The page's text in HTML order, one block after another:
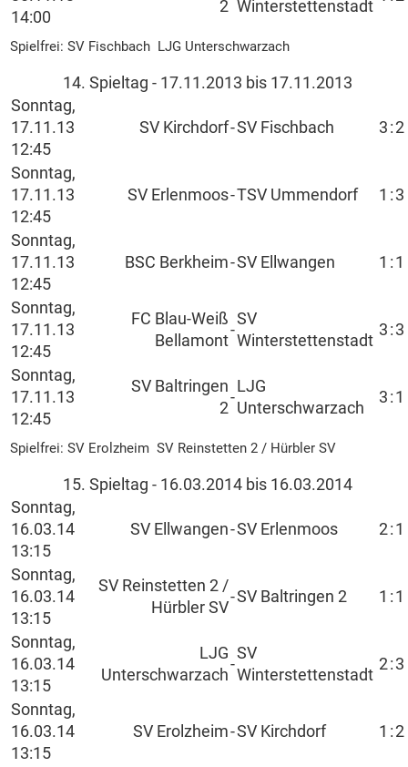
14:00
2 Winterstettenstadt
Spielfrei: SV Fischbach LJG Unterschwarzach
14. Spieltag - 17.11.2013 bis 17.11.2013
Sonntag,
17.11.13
12:45
SV Kirchdorf-SV Fischbach 3 :2
Sonntag,
17.11.13
12:45
SV Erlenmoos-TSV Ummendorf 1 : 3
Sonntag,
17.11.13
12:45
BSC Berkheim-SV Ellwangen 1 : 1
Sonntag,
17.11.13
12:45
FC Blau-Weiß
Bellamont
-
SV
Winterstettenstadt
3 : 3
Sonntag,
17.11.13
12:45
SV Baltringen
2
-
LJG
Unterschwarzach
3 : 1
Spielfrei: SV Erolzheim SV Reinstetten 2 / Hürbler SV
15. Spieltag - 16.03.2014 bis 16.03.2014
Sonntag,
16.03.14
13:15
SV Ellwangen-SV Erlenmoos 2: 1
Sonntag,
16.03.14
13:15
SV Reinstetten 2 /
Hürbler SV
-SV Baltringen 2 1 : 1
Sonntag,
16.03.14
13:15
LJG
Unterschwarzach
-
SV
Winterstettenstadt
2: 3
Sonntag,
16.03.14
13:15
SV Erolzheim-SV Kirchdorf 1 :2